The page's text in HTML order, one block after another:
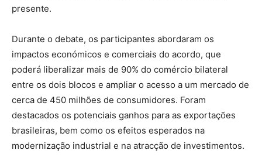
presente.
Durante o debate, os participantes abordaram os
impactos económicos e comerciais do acordo, que
poderá liberalizar mais de 90% do comércio bilateral
entre os dois blocos e ampliar o acesso a um mercado de
cerca de 450 milhões de consumidores. Foram
destacados os potenciais ganhos para as exportações
brasileiras, bem como os efeitos esperados na
modernização industrial e na atracção de investimentos.